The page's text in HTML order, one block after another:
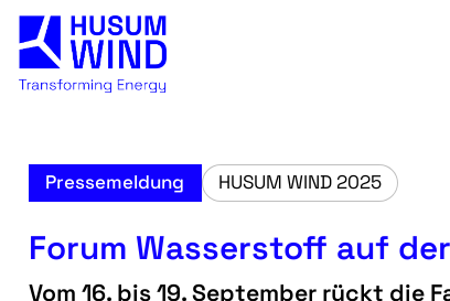
Pressemeldung HUSUM WIND 2025
Forum Wasserstoff auf der
Vom 16. bis 19. September rückt die